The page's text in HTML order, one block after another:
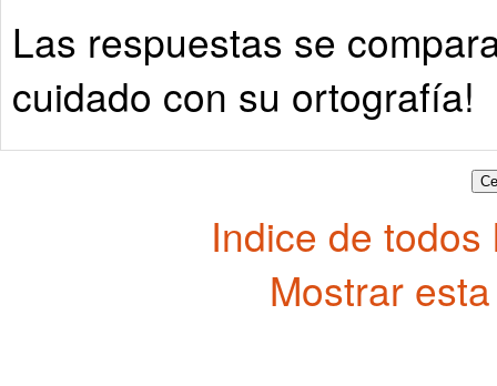
Las respuestas se
cuidado con su ortografía!
Indice de
Mostrar